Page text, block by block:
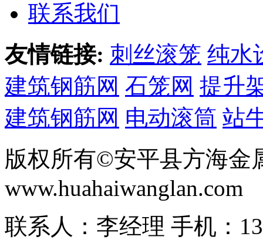
联系我们
友情链接: 刺丝滚笼 纯水
建筑钢筋网 石笼网 提升
建筑钢筋网 电动滚筒 站
版权所有©安平县方海金
www.huahaiwanglan.com
联系人：李经理 手机：